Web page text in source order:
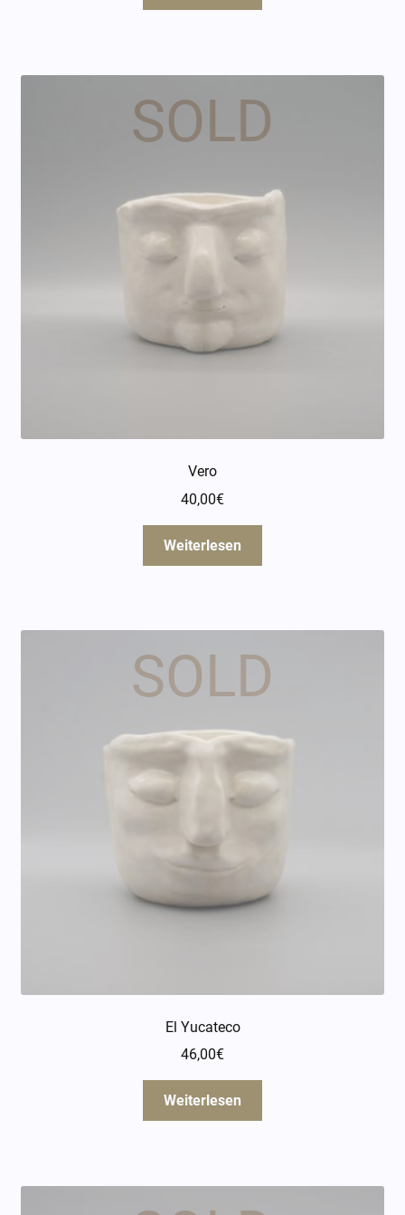
Vero
40,00€
Weiterlesen
El Yucateco
46,00€
Weiterlesen